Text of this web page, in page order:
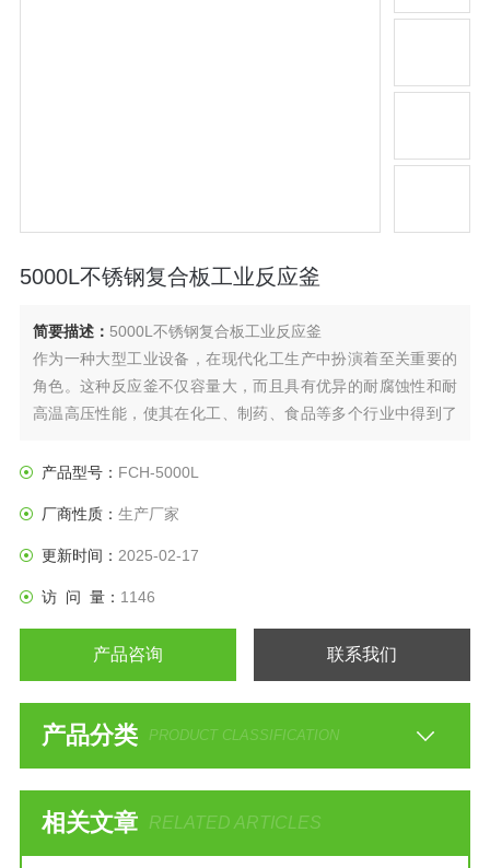
5000L不锈钢复合板工业反应釜
简要描述： 5000L不锈钢复合板工业反应釜
作为一种大型工业设备，在现代化工生产中扮演着至关重要的
角色。这种反应釜不仅容量大，而且具有优异的耐腐蚀性和耐
高温高压性能，使其在化工、制药、食品等多个行业中得到了
程，如聚合、缩合、磺化等；在制药行业中，它用于原料药的
产和食品的深加工过程。
产品型号： FCH-5000L
厂商性质： 生产厂家
更新时间： 2025-02-17
访 问 量： 1146
产品咨询 联系我们
产品分类 PRODUCT CLASSIFICATION
相关文章 RELATED ARTICLES